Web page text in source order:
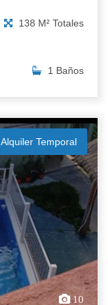
138 M² Totales
1 Baños
Alquiler Temporal
10